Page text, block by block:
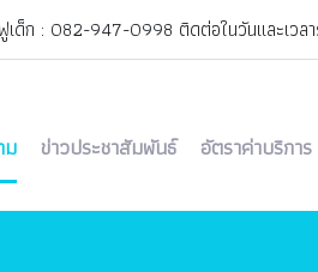
ก : 082-947-0998 ติดต่อในวันและเว
ข่าวประชาสัมพันธ์ อัตราค่าบริการ